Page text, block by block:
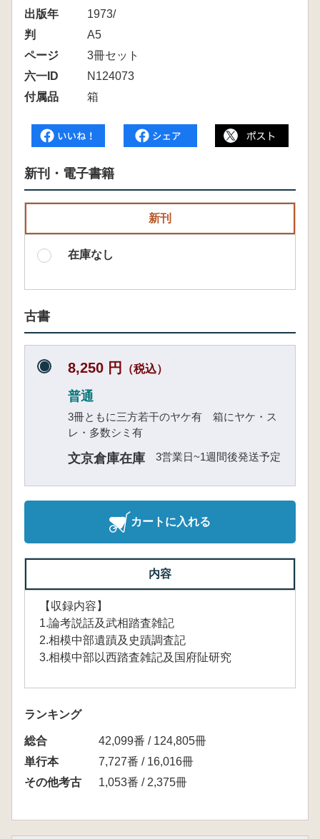
出版年
1973/
判
A5
ページ
3冊セット
六一ID
N124073
付属品
箱
新刊・電子書籍
新刊
在庫なし
古書
8,250 円 （税込）
普通
3冊ともに三方若干のヤケ有 箱にヤケ・ス
レ・多数シミ有
文京倉庫在庫 3営業日~1週間後発送予定
カートに入れる
内容
【収録内容】
1.論考説話及武相踏査雑記
2.相模中部遺蹟及史蹟調査記
3.相模中部以西踏査雑記及国府阯研究
ランキング
総合
42,099番 / 124,805冊
単行本
7,727番 / 16,016冊
その他考古
1,053番 / 2,375冊